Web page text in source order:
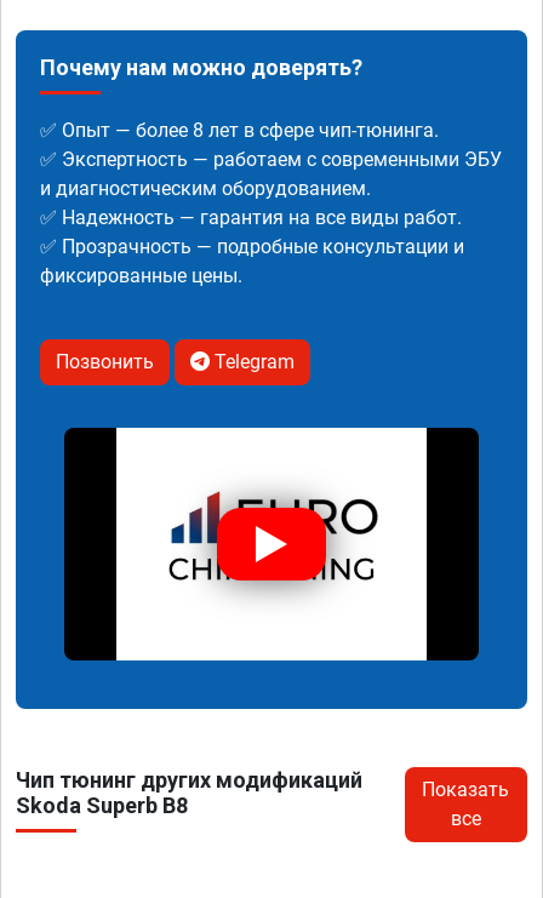
Почему нам можно доверять?
✅ Опыт — более 8 лет в сфере чип-тюнинга.
✅ Экспертность — работаем с современными ЭБУ
и диагностическим оборудованием.
✅ Надежность — гарантия на все виды работ.
✅ Прозрачность — подробные консультации и
фиксированные цены.
Позвонить Telegram
Чип тюнинг других модификаций
Skoda Superb B8
Показать
все